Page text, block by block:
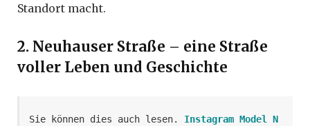
Standort macht.
2. Neuhauser Straße – eine Straße
voller Leben und Geschichte
Sie können dies auch lesen. Instagram Model N